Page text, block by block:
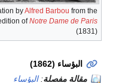
byAlfred Barbou from the
ofNotre Dame de Paris
(1831)
البؤساء (1862)‏
مقالة مفصلة:البؤساء